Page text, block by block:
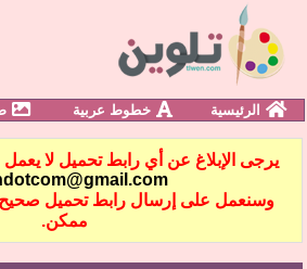
الرئيسية خطوط عربية
يرجى الإبلاغ عن أي رابط تحميل لا يعمل
وسنعمل على إرسال رابط تحميل
ممكن.